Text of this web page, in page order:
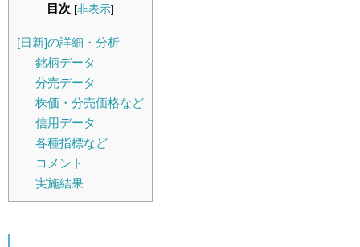
目次 [非表示]
[日新]の詳細・分析
銘柄データ
分売データ
株価・分売価格など
信用データ
各種指標など
コメント
実施結果